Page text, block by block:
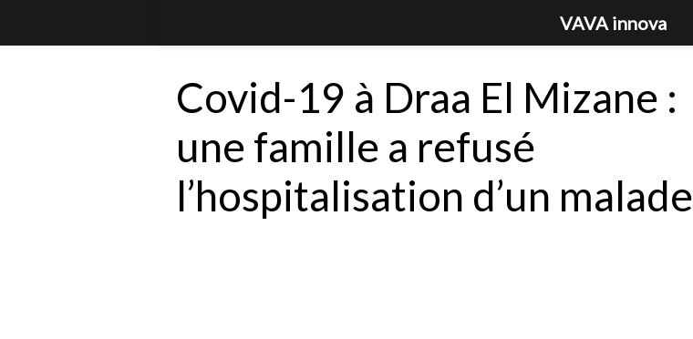
Covid-19 à Draa El Mizane :
une famille a refusé
l’hospitalisation d’un malade
VAVA innova